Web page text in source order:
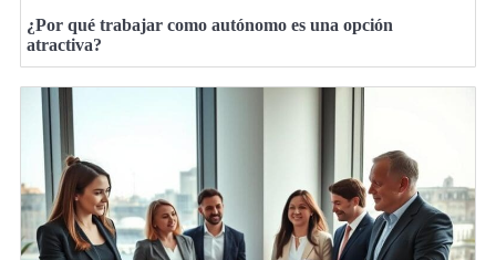
¿Por qué trabajar como autónomo es una opción
atractiva?